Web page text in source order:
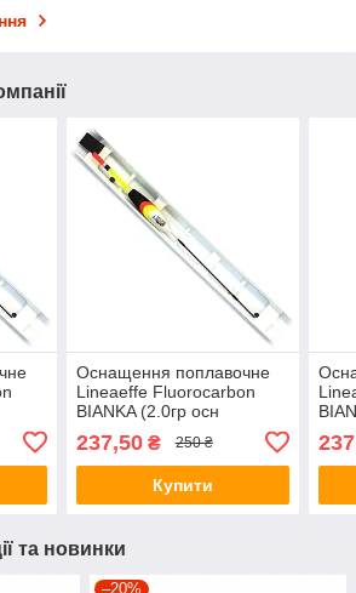
Оснащення поплавочне
Lineaeffe Fluorocarbon
BIANKA (2.0гр осн
гачок№12) 7852020/12
237,50₴ 250 ₴
Купити
та новинки
–20%